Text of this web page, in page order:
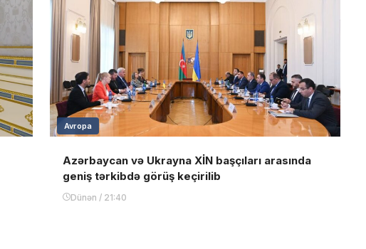
Avropa
Azərbaycan və Ukrayna XİN başçıları arasında
geniş tərkibdə görüş keçirilib
Dünən / 21:40